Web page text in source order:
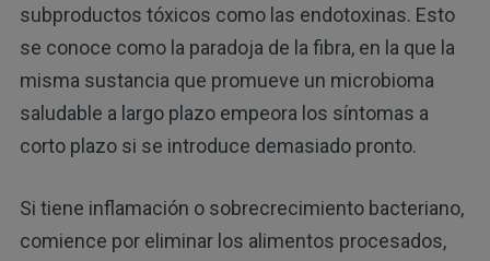
subproductos tóxicos como las endotoxinas. Esto
se conoce como la paradoja de la fibra, en la que la
misma sustancia que promueve un microbioma
saludable a largo plazo empeora los síntomas a
corto plazo si se introduce demasiado pronto.
Si tiene inflamación o sobrecrecimiento bacteriano,
comience por eliminar los alimentos procesados,